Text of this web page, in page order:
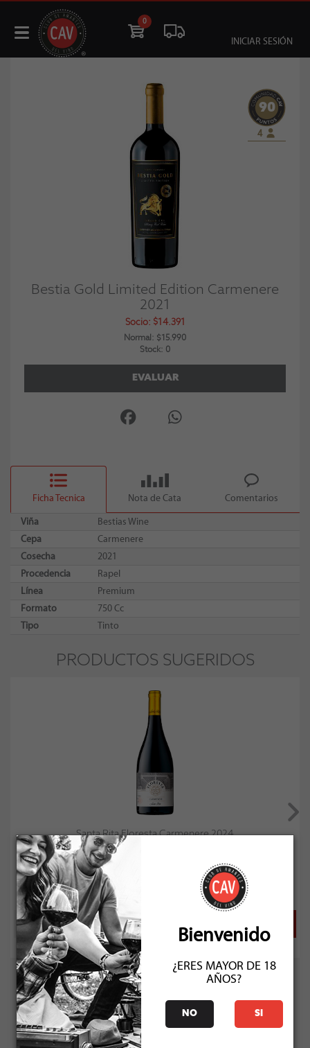
0
INICIAR SESIÓN
90
4
Bestia Gold Limited Edition Carmenere
2021
Socio: $14.391
Normal: $15.990
Stock: 0
EVALUAR
Ficha Tecnica Nota de Cata Comentarios
Viña
Bestias Wine
Cepa
Carmenere
Cosecha
2021
Procedencia
Rapel
Línea
Premium
Formato
750 Cc
Tipo
Tinto
PRODUCTOS SUGERIDOS
Santa Rita Floresta Carmenere 2024
Bienvenido
¿ERES MAYOR DE 18
AÑOS?
NO SI